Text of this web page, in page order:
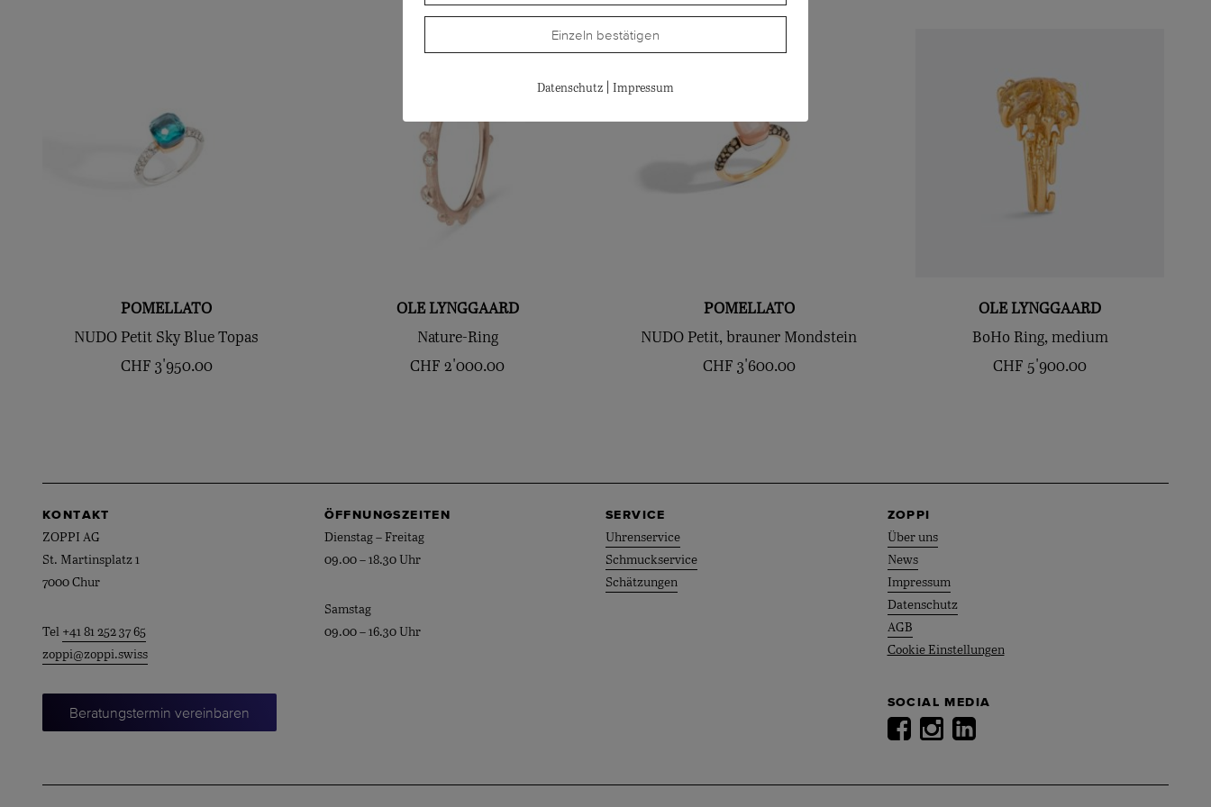
POMELLATO
NUDO Petit Sky Blue Topas
CHF 3'950.00
OLE LYNGGAARD
Nature-Ring
CHF 2'000.00
POMELLATO
NUDO Petit, brauner Mondstein
CHF 3'600.00
OLE LYNGGAARD
BoHo Ring, medium
CHF 5'900.00
KONTAKT
ZOPPI AG
St. Martinsplatz 1
7000 Chur
Tel +41 81 252 37 65
zoppi@zoppi.swiss
Beratungstermin vereinbaren
ÖFFNUNGSZEITEN
Dienstag – Freitag
09.00 – 18.30 Uhr
Samstag
09.00 – 16.30 Uhr
SERVICE
Uhrenservice
Schmuckservice
Schätzungen
ZOPPI
Über uns
News
Impressum
Datenschutz
AGB
Cookie Einstellungen
SOCIAL MEDIA
Einzeln bestätigen
Datenschutz Impressum